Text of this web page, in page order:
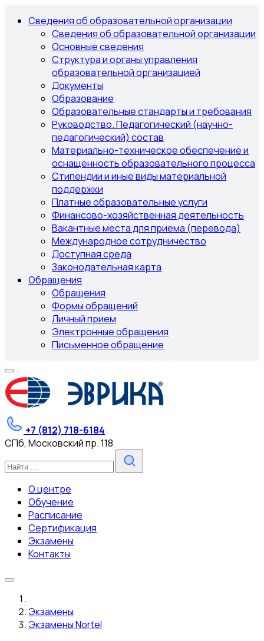
Сведения об образовательной организации
Сведения об образовательной организации
Основные сведения
Структура и органы управления
образовательной организацией
Документы
Образование
Образовательные стандарты и требования
Руководство. Педагогический (научно-
педагогический) состав
Материально-техническое обеспечение и
оснащенность образовательного процесса
Стипендии и иные виды материальной
поддержки
Платные образовательные услуги
Финансово-хозяйственная деятельность
Вакантные места для приема (перевода)
Международное сотрудничество
Доступная среда
Законодательная карта
Обращения
Обращения
Формы обращений
Личный прием
Электронные обращения
Письменное обращение
+7 (812) 718-6184
СПб, Московский пр. 118
О центре
Обучение
Расписание
Сертификация
Экзамены
Контакты
Экзамены
Экзамены Nortel